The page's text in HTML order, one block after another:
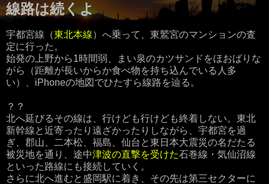
線路は続くよ
宇都宮線（東北本線）へ乗って、東鷲宮のマンションの査
定に行った。
始発の上野から1時間弱、まい泉のカツサンドをほおばりな
がら（距離が長いからか食べ物を持ち込んでいる人多
い）、iPhoneの地図でひたすら線路を辿る。
？？
北へ延びるその線は、行けども行けども終着しない。東北
新幹線と近寄ったり遠ざかったりしながら、宇都宮を過
ぎ、郡山、二本松、福島、仙台と東日本大震災の名だたる
被災地を通り、途中津波の直撃を受けた石巻線・気仙沼線
といった路線にも接続していく。
さらに北へ進むと盛岡駅に着き、その先は第三セクターに